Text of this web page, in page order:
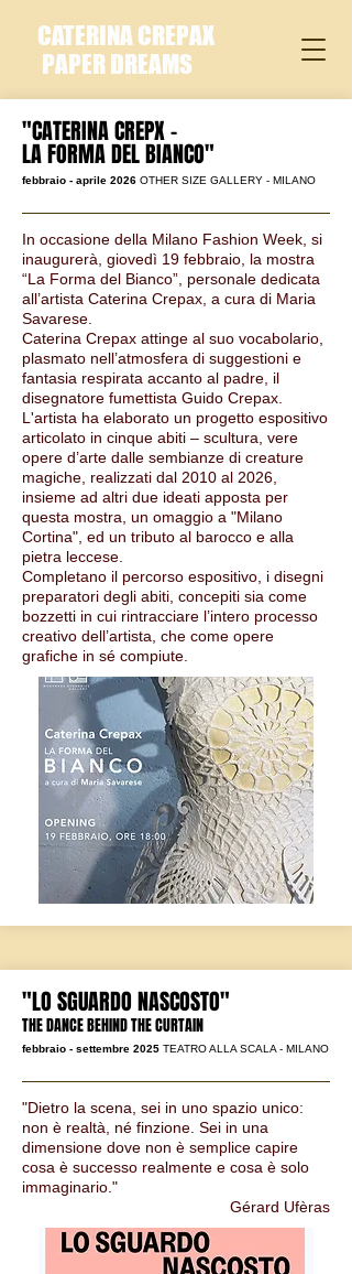
CATERINA CREPAX
PAPER DREAMS
"CATERINA CREPX -
LA FORMA DEL BIANCO"
febbraio - aprile 2026 OTHER SIZE GALLERY - MILANO
In occasione della Milano Fashion Week, si
inaugurerà, giovedì 19 febbraio, la mostra
“La Forma del Bianco”, personale dedicata
all’artista Caterina Crepax, a cura di Maria
Savarese.
Caterina Crepax attinge al suo vocabolario,
plasmato nell’atmosfera di suggestioni e
fantasia respirata accanto al padre, il
disegnatore fumettista Guido Crepax.
L'artista ha elaborato un progetto espositivo
articolato in cinque abiti – scultura, vere
opere d’arte dalle sembianze di creature
magiche, realizzati dal 2010 al 2026,
insieme ad altri due ideati apposta per
questa mostra, un omaggio a "Milano
Cortina", ed un tributo al barocco e alla
pietra leccese.
Completano il percorso espositivo, i disegni
preparatori degli abiti, concepiti sia come
bozzetti in cui rintracciare l’intero processo
creativo dell’artista, che come opere
grafiche in sé compiute.
"LO SGUARDO NASCOSTO"
THE DANCE BEHIND THE CURTAIN
febbraio - settembre 2025 TEATRO ALLA SCALA - MILANO
"Dietro la scena, sei in uno spazio unico:
non è realtà, né finzione. Sei in una
dimensione dove non è semplice capire
cosa è successo realmente e cosa è solo
immaginario."
Gérard Ufèras